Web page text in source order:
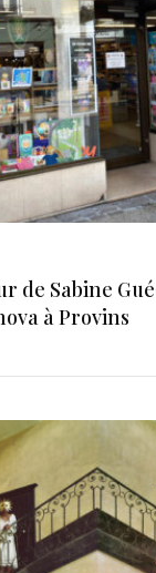
de Sabine
à Provins